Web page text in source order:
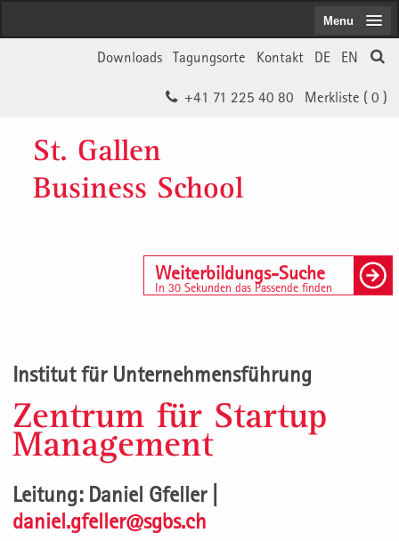
EN
DE
Kontakt
Tagungsorte
Downloads
Merkliste ( 0 )
+41 71 225 40 80
St. Gallen
Business School
Weiterbildungs-Suche
In 30 Sekunden das Passende finden
Menu
Institut für Unternehmensführung
Zentrum für Startup
Management
Leitung: Daniel Gfeller |
daniel.gfeller@sgbs.ch